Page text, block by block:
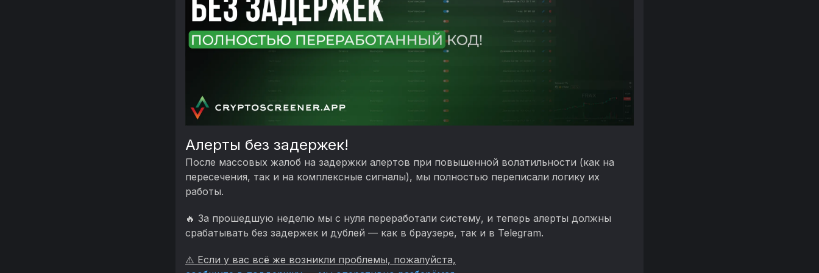
Алерты без задержек!
После массовых жалоб на задержки алертов при повышенной волатильности (как на
пересечения, так и на комплексные сигналы), мы полностью переписали логику их
работы.
🔥 За прошедшую неделю мы с нуля переработали систему, и теперь алерты должны
срабатывать без задержек и дублей — как в браузере, так и в Telegram.
⚠️ Если у вас всё же возникли проблемы, пожалуйста,